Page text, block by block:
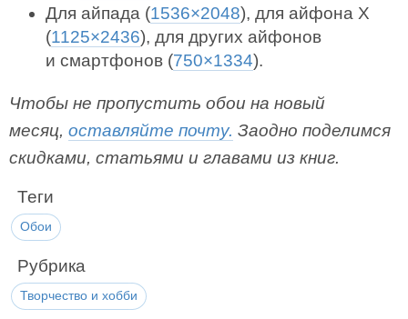
Для айпада (1536×2048), для айфона X
(1125×2436), для других айфонов
и смартфонов (750×1334).
Чтобы не пропустить обои на новый
месяц, оставляйте почту. Заодно поделимся
скидками, статьями и главами из книг.
Теги
Обои
Рубрика
Творчество и хобби